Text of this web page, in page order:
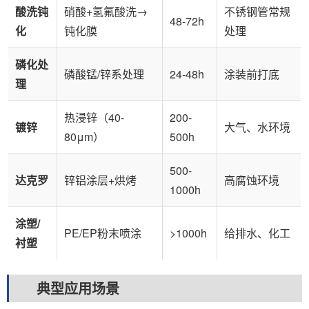
酸洗钝
化
硝酸+氢氟酸洗→
钝化膜
48-72h
不锈钢管常规
处理
磷化处
理
磷酸锰/锌系处理 24-48h 涂装前打底
镀锌
热浸锌（40-
80μm）
200-
500h
大气、水环境
达克罗 锌铝涂层+烘烤
500-
1000h
高腐蚀环境
涂塑/
衬塑
PE/EP粉末喷涂 >1000h 给排水、化工
典型应用场景